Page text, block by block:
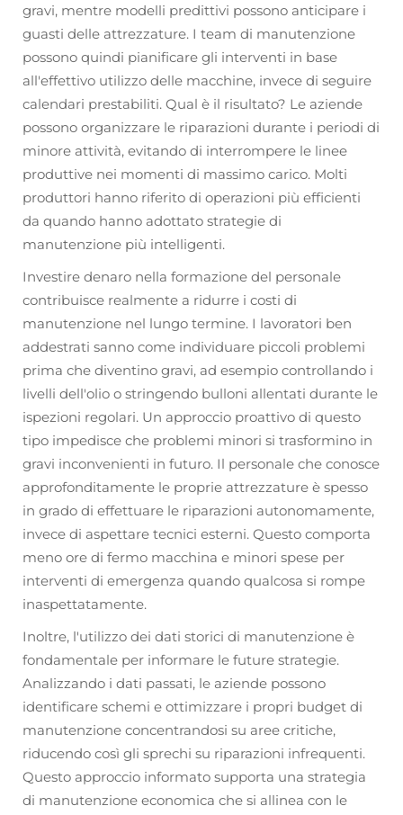
gravi, mentre modelli predittivi possono anticipare i
guasti delle attrezzature. I team di manutenzione
possono quindi pianificare gli interventi in base
all'effettivo utilizzo delle macchine, invece di seguire
calendari prestabiliti. Qual è il risultato? Le aziende
possono organizzare le riparazioni durante i periodi di
minore attività, evitando di interrompere le linee
produttive nei momenti di massimo carico. Molti
produttori hanno riferito di operazioni più efficienti
da quando hanno adottato strategie di
manutenzione più intelligenti.
Investire denaro nella formazione del personale
contribuisce realmente a ridurre i costi di
manutenzione nel lungo termine. I lavoratori ben
addestrati sanno come individuare piccoli problemi
prima che diventino gravi, ad esempio controllando i
livelli dell'olio o stringendo bulloni allentati durante le
ispezioni regolari. Un approccio proattivo di questo
tipo impedisce che problemi minori si trasformino in
gravi inconvenienti in futuro. Il personale che conosce
approfonditamente le proprie attrezzature è spesso
in grado di effettuare le riparazioni autonomamente,
invece di aspettare tecnici esterni. Questo comporta
meno ore di fermo macchina e minori spese per
interventi di emergenza quando qualcosa si rompe
inaspettatamente.
Inoltre, l'utilizzo dei dati storici di manutenzione è
fondamentale per informare le future strategie.
Analizzando i dati passati, le aziende possono
identificare schemi e ottimizzare i propri budget di
manutenzione concentrandosi su aree critiche,
riducendo così gli sprechi su riparazioni infrequenti.
Questo approccio informato supporta una strategia
di manutenzione economica che si allinea con le